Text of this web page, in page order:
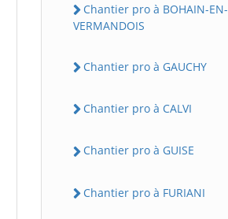
Chantier pro à BOHAIN-EN-
VERMANDOIS
Chantier pro à GAUCHY
Chantier pro à CALVI
Chantier pro à GUISE
Chantier pro à FURIANI